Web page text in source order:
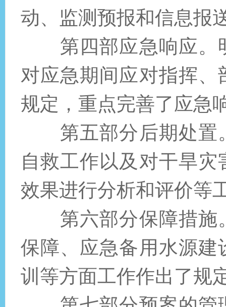
动、监测预报和信息报
第四部应急响应。
对应急期间应对指挥
规定，重点完善了应急
第五部分后期处置
自救工作以及对干旱
效果进行分析和评价等
第六部分保障措施
保障、应急备用水源
训等方面工作作出了规